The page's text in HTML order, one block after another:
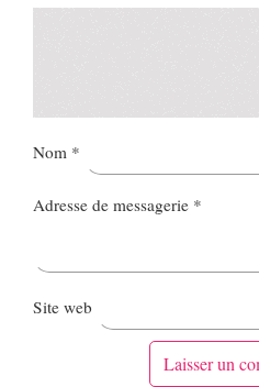
Nom *
Adresse de messagerie *
Site web